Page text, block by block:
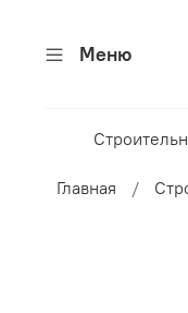
Меню
Главная